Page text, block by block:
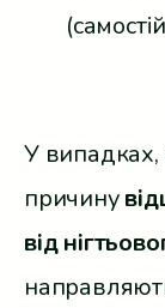
У випадках,
причину
від